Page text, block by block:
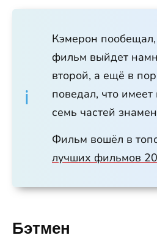
Кэмерон
фильм выйдет
второй, а ещё в
поведал, что
семь частей
Фильм вошёл в
лучших фильмов
Бэтмен